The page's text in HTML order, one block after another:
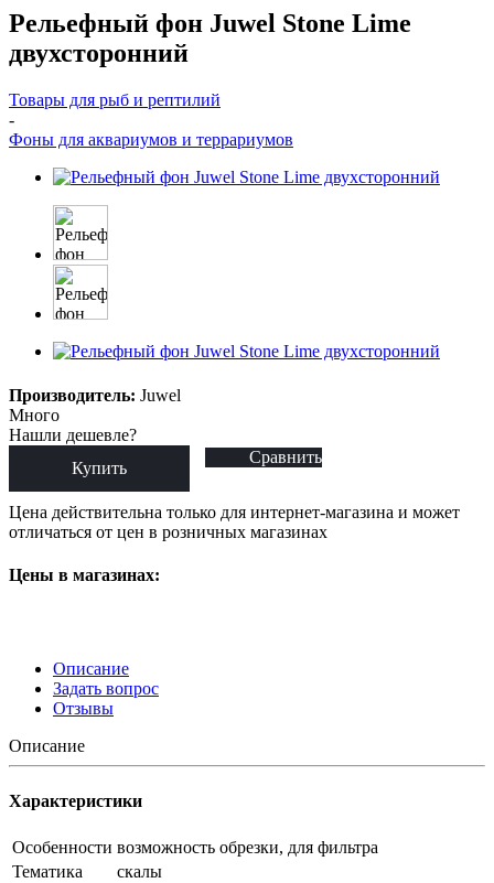
Рельефный фон Juwel Stone Lime
двухсторонний
Товары для рыб и рептилий
-
Фоны для аквариумов и террариумов
Производитель: Juwel
Много
Нашли дешевле?
Купить
Сравнить
Цена действительна только для интернет-магазина и может
отличаться от цен в розничных магазинах
Цены в магазинах:
Описание
Задать вопрос
Отзывы
Описание
Характеристики
Особенности возможность обрезки, для фильтра
Тематика
скалы